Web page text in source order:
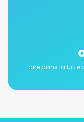
aire dans la lutte